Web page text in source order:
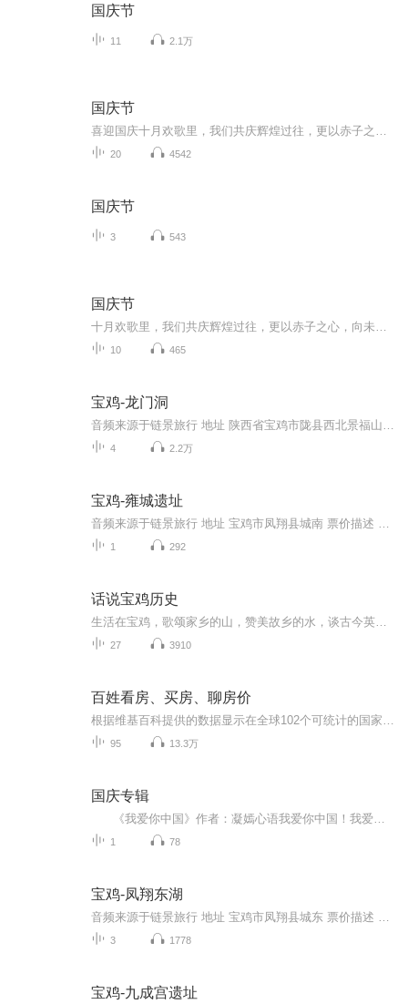
国庆节
11 2.1万
国庆节
20 4542
国庆节
3 543
国庆节
10 465
宝鸡-龙门洞
4 2.2万
宝鸡-雍城遗址
1 292
话说宝鸡历史
27 3910
百姓看房、买房、聊房价
95 13.3万
国庆专辑
1 78
宝鸡-凤翔东湖
3 1778
宝鸡-九成宫遗址